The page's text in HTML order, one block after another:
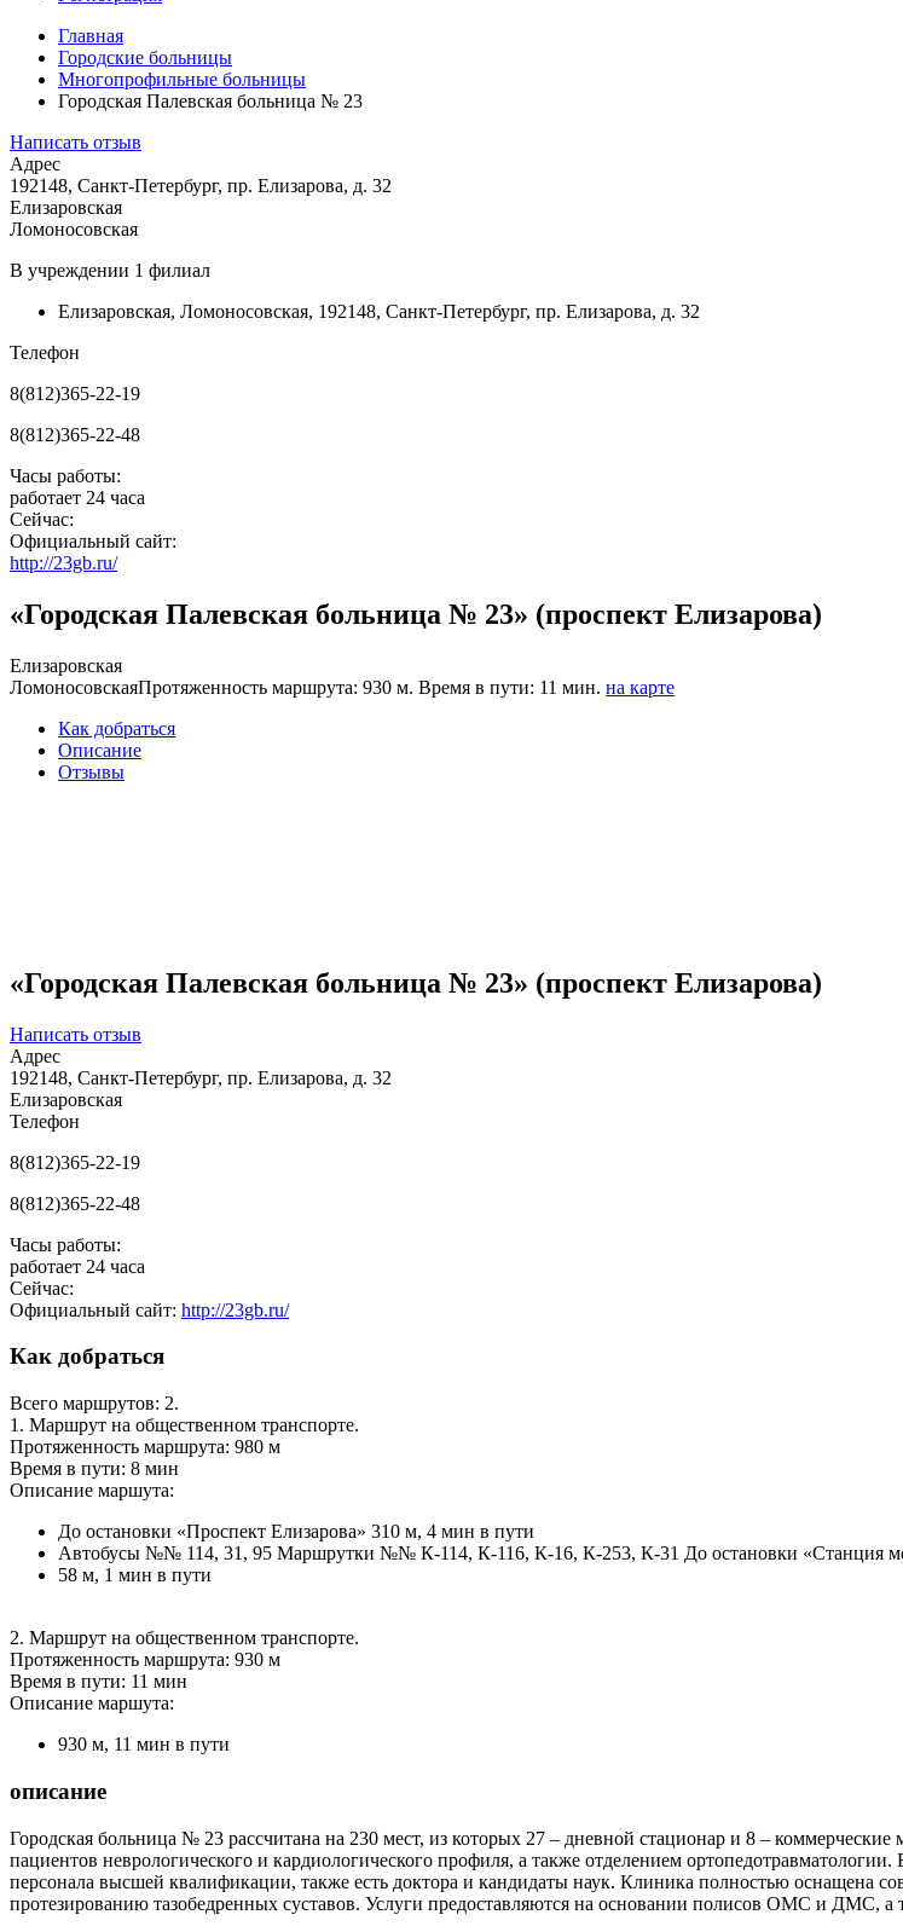
Главная
Городские больницы
Многопрофильные больницы
Городская Палевская больница № 23
Написать отзыв
Адрес
192148, Санкт-Петербург, пр. Елизарова, д. 32
Елизаровская
Ломоносовская
В учреждении 1 филиал
Елизаровская, Ломоносовская, 192148, Санкт-Петербург, пр. Елизарова, д. 32
Телефон
8(812)365-22-19
8(812)365-22-48
Часы работы:
работает 24 часа
Сейчас:
Официальный сайт:
http://23gb.ru/
«Городская Палевская больница № 23» (проспект Елизарова)
Елизаровская
ЛомоносовскаяПротяженность маршрута: 930 м. Время в пути: 11 мин. на карте
Как добраться
Описание
Отзывы
«Городская Палевская больница № 23» (проспект Елизарова)
Написать отзыв
Адрес
192148, Санкт-Петербург, пр. Елизарова, д. 32
Елизаровская
Телефон
8(812)365-22-19
8(812)365-22-48
Часы работы:
работает 24 часа
Сейчас:
Официальный сайт: http://23gb.ru/
Как добраться
Всего маршрутов: 2.
1. Маршрут на общественном транспорте.
Протяженность маршрута: 980 м
Время в пути: 8 мин
Описание маршута:
До остановки «Проспект Елизарова» 310 м, 4 мин в пути
Автобусы №№ 114, 31, 95 Маршрутки №№ К-114, К-116, К-16, К-253, К-31 До остановки «Станция
58 м, 1 мин в пути
2. Маршрут на общественном транспорте.
Протяженность маршрута: 930 м
Время в пути: 11 мин
Описание маршута:
930 м, 11 мин в пути
описание
Городская больница № 23 рассчитана на 230 мест, из которых 27 – дневной стационар и 8 –
пациентов неврологического и кардиологического профиля, а также отделением
персонала высшей квалификации, также есть доктора и кандидаты наук. Клиника полностью оснащена
протезированию тазобедренных суставов. Услуги предоставляются на основании полисов ОМС и ДМС, а